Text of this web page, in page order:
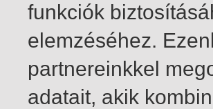
funkciók
elemzéséhez.
partnereinkkel
adatait, akik